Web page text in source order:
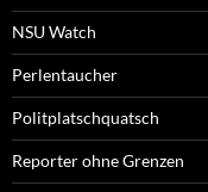
NSU Watch
Perlentaucher
Politplatschquatsch
Reporter ohne Grenzen